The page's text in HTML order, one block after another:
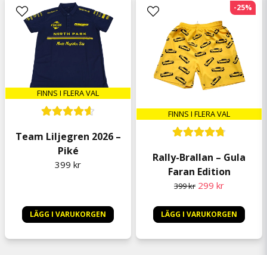
FINNS I FLERA VAL
Team Liljegren 2026 –
Piké
399 kr
LÄGG I VARUKORGEN
FINNS I FLERA VAL
Rally-Brallan – Gula
Faran Edition
399 kr 299 kr
LÄGG I VARUKORGEN
-25%